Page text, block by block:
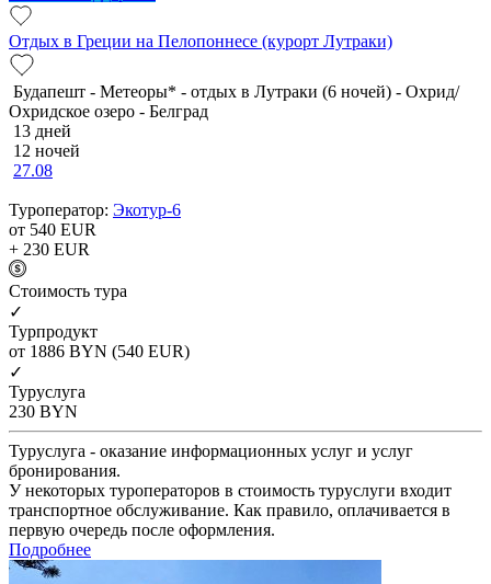
Отдых в Греции на Пелопоннесе (курорт Лутраки)
Будапешт - Метеоры* - отдых в Лутраки (6 ночей) - Охрид/
Охридское озеро - Белград
13 дней
12 ночей
27.08
Туроператор: Экотур-6
от 540 EUR
+ 230 EUR
Cтоимость тура
✓
Турпродукт
от 1886 BYN (540 EUR)
✓
Туруслуга
230 BYN
Туруслуга - оказание информационных услуг и услуг
бронирования.
У некоторых туроператоров в стоимость туруслуги входит
транспортное обслуживание. Как правило, оплачивается в
первую очередь после оформления.
Подробнее